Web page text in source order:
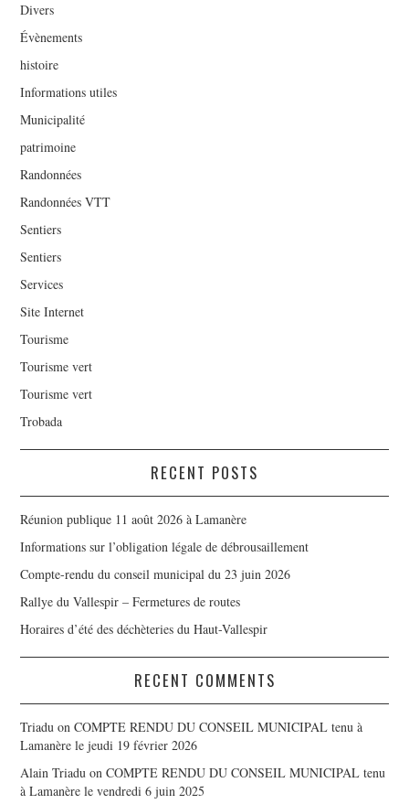
Divers
Évènements
histoire
Informations utiles
Municipalité
patrimoine
Randonnées
Randonnées VTT
Sentiers
Sentiers
Services
Site Internet
Tourisme
Tourisme vert
Tourisme vert
Trobada
RECENT POSTS
Réunion publique 11 août 2026 à Lamanère
Informations sur l’obligation légale de débrousaillement
Compte-rendu du conseil municipal du 23 juin 2026
Rallye du Vallespir – Fermetures de routes
Horaires d’été des déchèteries du Haut-Vallespir
RECENT COMMENTS
Triadu onCOMPTE RENDU DU CONSEIL MUNICIPAL tenu à
Lamanère le jeudi 19 février 2026
Alain Triadu onCOMPTE RENDU DU CONSEIL MUNICIPAL tenu
à Lamanère le vendredi 6 juin 2025